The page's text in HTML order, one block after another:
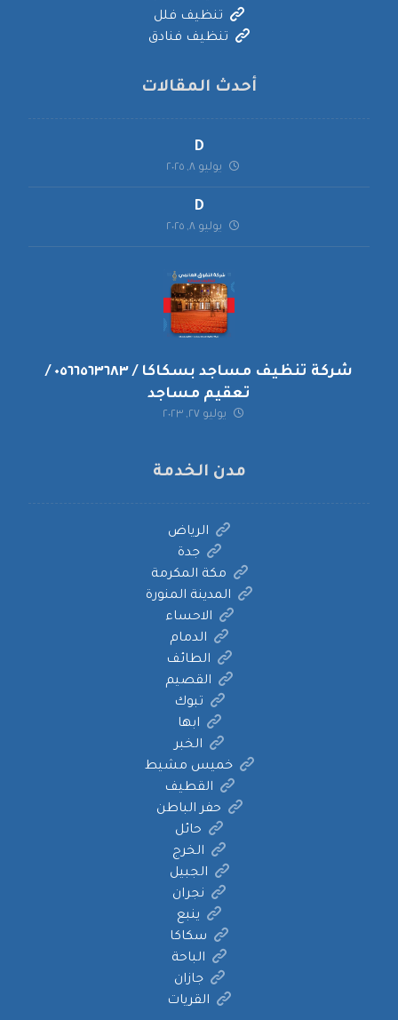
تنظيف فلل
تنظيف فنادق
أحدث المقالات
D
يوليو ٨, ٢٠٢٥
D
يوليو ٨, ٢٠٢٥
شركة تنظيف مساجد بسكاكا / ٠٥٦٦٥٦٣٦٨٣ /
تعقيم مساجد
يوليو ٢٧, ٢٠٢٣
مدن الخدمة
الرياض
جدة
مكة المكرمة
المدينة المنورة
الاحساء
الدمام
الطائف
القصيم
تبوك
ابها
الخبر
خميس مشيط
القطيف
حفر الباطن
حائل
الخرج
الجبيل
نجران
ينبع
سكاكا
الباحة
جازان
القريات